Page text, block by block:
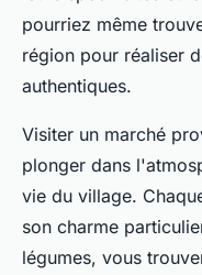
pourriez même
région pour réaliser
authentiques.
Visiter un marché
plonger dans
vie du village.
son charme
légumes, vous